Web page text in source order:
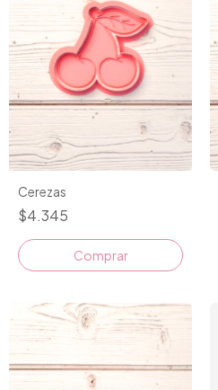
Cerezas
$4.345
Comprar